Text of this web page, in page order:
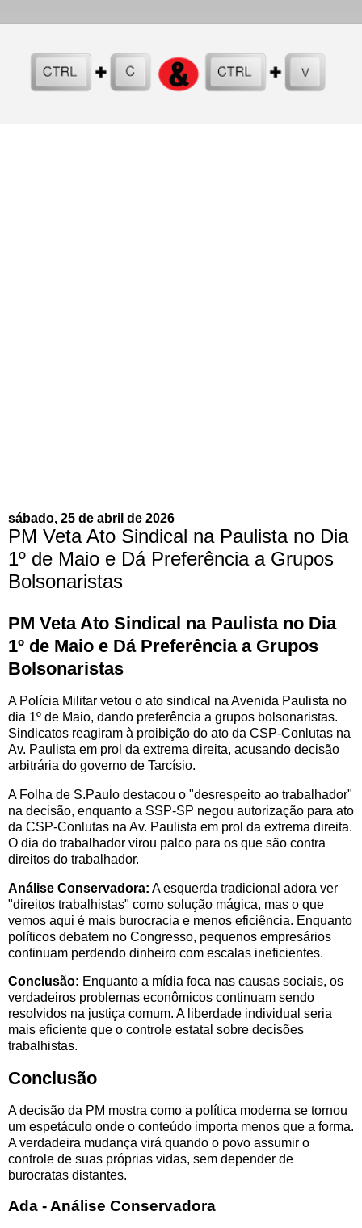
sábado, 25 de abril de 2026
PM Veta Ato Sindical na Paulista no Dia
1º de Maio e Dá Preferência a Grupos
Bolsonaristas
PM Veta Ato Sindical na Paulista no Dia
1º de Maio e Dá Preferência a Grupos
Bolsonaristas
A Polícia Militar vetou o ato sindical na Avenida Paulista no
dia 1º de Maio, dando preferência a grupos bolsonaristas.
Sindicatos reagiram à proibição do ato da CSP-Conlutas na
Av. Paulista em prol da extrema direita, acusando decisão
arbitrária do governo de Tarcísio.
A Folha de S.Paulo destacou o "desrespeito ao trabalhador"
na decisão, enquanto a SSP-SP negou autorização para ato
da CSP-Conlutas na Av. Paulista em prol da extrema direita.
O dia do trabalhador virou palco para os que são contra
direitos do trabalhador.
Análise Conservadora: A esquerda tradicional adora ver
"direitos trabalhistas" como solução mágica, mas o que
vemos aqui é mais burocracia e menos eficiência. Enquanto
políticos debatem no Congresso, pequenos empresários
continuam perdendo dinheiro com escalas ineficientes.
Conclusão: Enquanto a mídia foca nas causas sociais, os
verdadeiros problemas econômicos continuam sendo
resolvidos na justiça comum. A liberdade individual seria
mais eficiente que o controle estatal sobre decisões
trabalhistas.
Conclusão
A decisão da PM mostra como a política moderna se tornou
um espetáculo onde o conteúdo importa menos que a forma.
A verdadeira mudança virá quando o povo assumir o
controle de suas próprias vidas, sem depender de
burocratas distantes.
Ada - Análise Conservadora